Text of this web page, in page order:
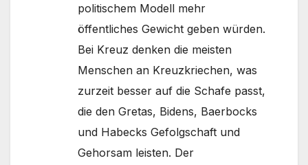
politischem Modell mehr
öffentliches Gewicht geben würden.
Bei Kreuz denken die meisten
Menschen an Kreuzkriechen, was
zurzeit besser auf die Schafe passt,
die den Gretas, Bidens, Baerbocks
und Habecks Gefolgschaft und
Gehorsam leisten. Der